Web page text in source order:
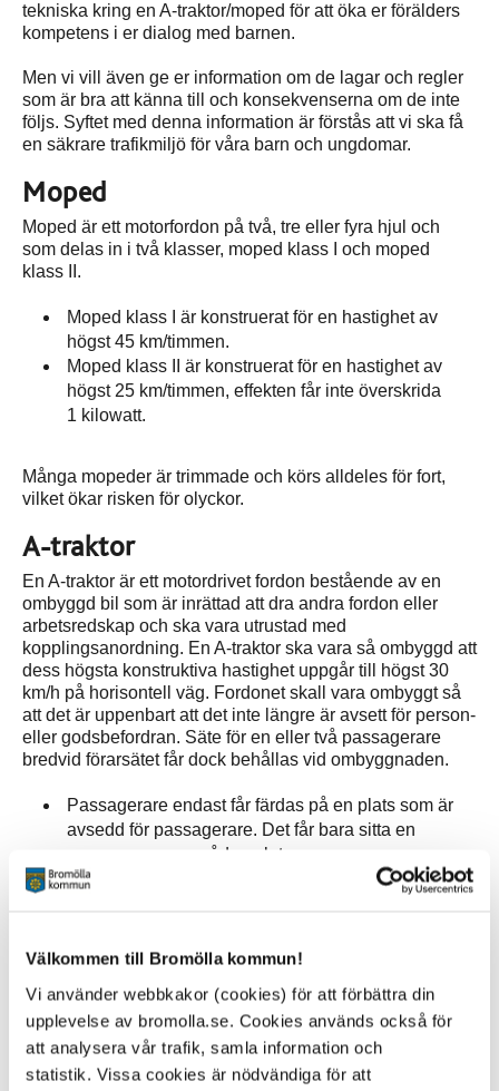
Välkommen till Bromölla kommun!
Vi använder webbkakor (cookies) för att förbättra din
upplevelse av bromolla.se. Cookies används också för
att analysera vår trafik, samla information och
statistik. Vissa cookies är nödvändiga för att
tekniska kring en A-traktor/moped för att öka er förälders
kompetens i er dialog med barnen.
Men vi vill även ge er information om de lagar och regler
som är bra att känna till och konsekvenserna om de inte
följs. Syftet med denna information är förstås att vi ska få
en säkrare trafikmiljö för våra barn och ungdomar.
Moped
Moped är ett motorfordon på två, tre eller fyra hjul och
som delas in i två klasser, moped klass I och moped
klass II.
Moped klass I är konstruerat för en hastighet av
högst 45 km/timmen.
Moped klass II är konstruerat för en hastighet av
högst 25 km/timmen, effekten får inte överskrida
1 kilowatt.
Många mopeder är trimmade och körs alldeles för fort,
vilket ökar risken för olyckor.
A-traktor
En A-traktor är ett motordrivet fordon bestående av en
ombyggd bil som är inrättad att dra andra fordon eller
arbetsredskap och ska vara utrustad med
kopplingsanordning. En A-traktor ska vara så ombyggd att
dess högsta konstruktiva hastighet uppgår till högst 30
km/h på horisontell väg. Fordonet skall vara ombyggt så
att det är uppenbart att det inte längre är avsett för person-
eller godsbefordran. Säte för en eller två passagerare
bredvid förarsätet får dock behållas vid ombyggnaden.
Passagerare endast får färdas på en plats som är
avsedd för passagerare. Det får bara sitta en
passagerare per sådan plats.
De som färdas i en A-traktor ska använda bälte.
att ”frirulla” snabbare än så i nedförsbacke. Sedan
konstruerad för att kunna köra snabbare än 30
kilometer i timmen.